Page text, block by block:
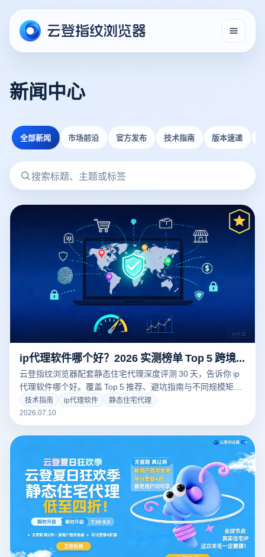
新闻中心
全部新闻 市场前沿 官方发布 技术指南 版本速递
ip代理软件哪个好？2026 实测榜单 Top 5 跨境必收藏
云登指纹浏览器配套静态住宅代理深度评测 30 天，告诉你 ip
代理软件哪个好。覆盖 Top 5 推荐、避坑指南与不同规模矩阵
选型建议。
技术指南 ip代理软件
静态住宅代理
2026.07.10